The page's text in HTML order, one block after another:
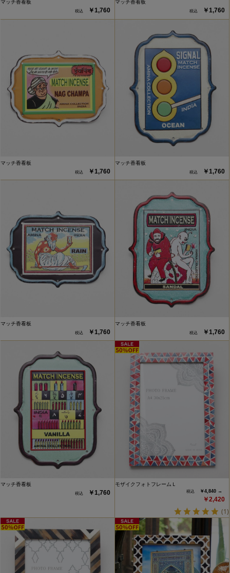
マッチ香看板
￥1,760
マッチ香看板
￥1,760
マッチ香看板
￥1,760
マッチ香看板
￥1,760
マッチ香看板
￥1,760
マッチ香看板
￥1,760
マッチ香看板
￥1,760
モザイクフォトフレームＬ
￥4,840 →
￥2,420
(1)